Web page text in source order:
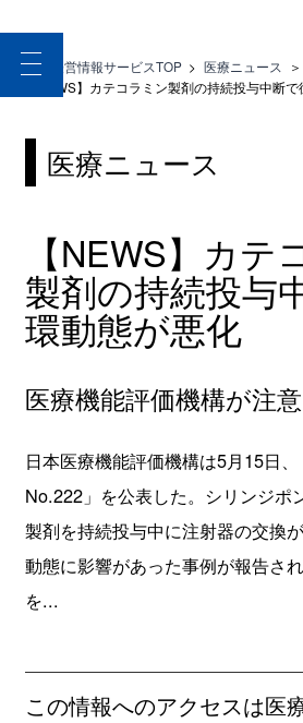
toggle
navigation
医療経営情報サービスTOP > 医療ニュース
＞
【NEWS】カテコラミン製剤の持続投与中断
医療ニュース
【NEWS】カテ
製剤の持続投与
環動態が悪化
医療機能評価機構が注
日本医療機能評価機構は5月15日
No.222」を公表した。シリンジポ
製剤を持続投与中に注射器の交換
動態に影響があった事例が報告さ
を...
この情報へのアクセスは医